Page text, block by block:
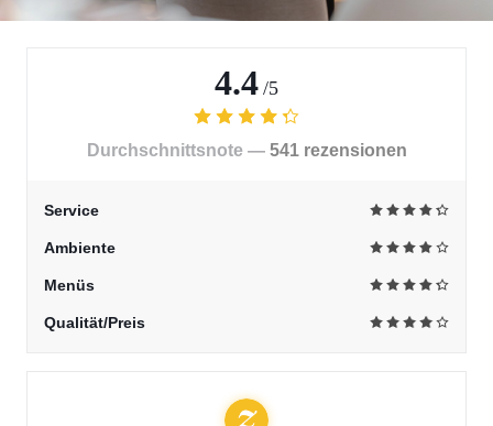
4.4 /5
Durchschnittsnote — 541 rezensionen
Service
Ambiente
Menüs
Qualität/Preis